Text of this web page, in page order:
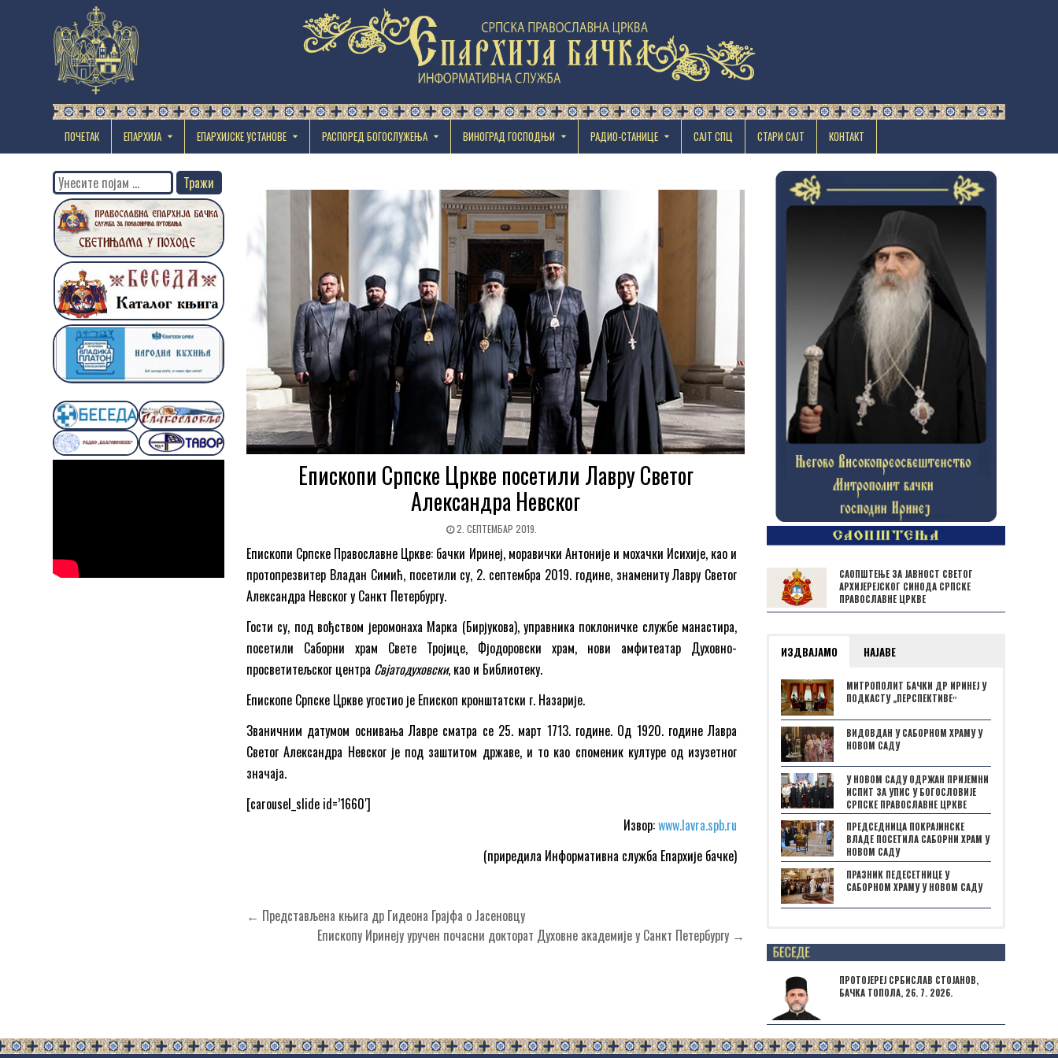
ПОЧЕТАК ЕПАРХИЈА EПАРХИЈСКЕ УСТАНОВЕ РАСПОРЕД БОГОСЛУЖЕЊА ВИНОГРАД ГОСПОДЊИ РАДИО-СТАНИЦЕ САЈТ СПЦ СТАРИ САЈТ КОНТАКТ
Епископи Српске Цркве посетили Лавру Светог
Александра Невског
2. СЕПТЕМБАР 2019.
Епископи Српске Православне Цркве: бачки Иринеј, моравички Антоније и мохачки Исихије, као и
протопрезвитер Владан Симић, посетили су, 2. септембра 2019. године, знамениту Лавру Светог
Александра Невског у Санкт Петербургу.
Гости су, под вођством јеромонаха Марка (Бирјукова), управника поклоничке службе манастира,
посетили Саборни храм Свете Тројице, Фјодоровски храм, нови амфитеатар Духовно-
просветитељског центра Свјатодуховски, као и Библиотеку.
Епископе Српске Цркве угостио је Епископ кронштатски г. Назарије.
Званичним датумом оснивања Лавре сматра се 25. март 1713. године. Од 1920. године Лавра
Светог Александра Невског је под заштитом државе, и то као споменик културе од изузетног
значаја.
[carousel_slide id=’1660′]
Извор:www.lavra.spb.ru
(приредила Информативна служба Епархије бачке)
Кретање
чланка
← Представљена књига др Гидеона Грајфа о Јасеновцу
Епископу Иринеју уручен почасни докторат Духовне академије у Санкт Петербургу →
Search
for:
САОПШТЕЊЕ ЗА ЈАВНОСТ СВЕТОГ
АРХИЈЕРЕЈСКОГ СИНОДА СРПСКЕ
ПРАВОСЛАВНЕ ЦРКВЕ
ИЗДВАЈАМО НАЈАВЕ
МИТРОПОЛИТ БАЧКИ ДР ИРИНЕЈ У
ПОДКАСТУ „ПЕРСПЕКТИВЕˮ
ВИДОВДАН У САБОРНОМ ХРАМУ У
НОВОМ САДУ
У НОВОМ САДУ ОДРЖАН ПРИЈЕМНИ
ИСПИТ ЗА УПИС У БОГОСЛОВИЈЕ
СРПСКЕ ПРАВОСЛАВНЕ ЦРКВЕ
ПРЕДСЕДНИЦА ПОКРАЈИНСКЕ
ВЛАДЕ ПОСЕТИЛА САБОРНИ ХРАМ У
НОВОМ САДУ
ПРАЗНИК ПЕДЕСЕТНИЦЕ У
САБОРНОМ ХРАМУ У НОВОМ САДУ
Posts not found
ПРОТОЈЕРЕЈ СРБИСЛАВ СТОЈАНОВ,
БАЧКА ТОПОЛА, 26. 7. 2026.